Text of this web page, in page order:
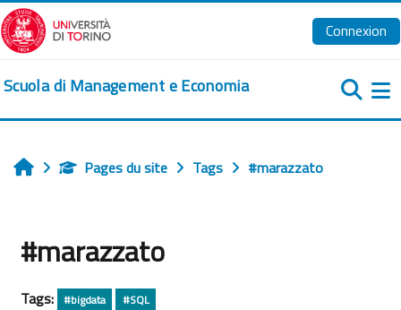
Passer au contenu principal
Connexion
Scuola di Management e Economia
AccueilPages du site Tags #marazzato
#marazzato
Tags: #bigdata #SQL